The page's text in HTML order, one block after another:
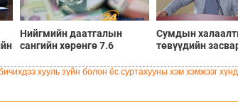
Нийгмийн даатгалын
сангийн хөрөнгө 7.6
арвижлаа
Сумдын
төвүүдийн
хувийн хэвшил
хууль зүйн болон ёс суртахууны хэм хэмжээг